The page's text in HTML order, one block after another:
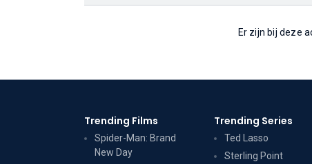
Er zijn bij deze
Trending Films
Spider-Man: Brand
New Day
Trending Series
Ted Lasso
Sterling Point